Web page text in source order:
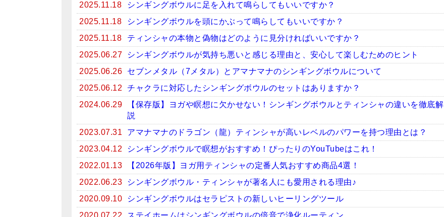
2025.11.18
シンギングボウルに足を入れて鳴らしてもいいですか？
2025.11.18
シンギングボウルを頭にかぶって鳴らしてもいいですか？
2025.11.18
ティンシャの本物と偽物はどのように見分ければいいですか？
2025.06.27
シンギングボウルが気持ち悪いと感じる理由と、安心して楽しむためのヒント
2025.06.26
セブンメタル（7メタル）とアマナマナのシンギングボウルについて
2025.06.12
チャクラに対応したシンギングボウルのセットはありますか？
2024.06.29
【保存版】ヨガや瞑想に欠かせない！シンギングボウルとティンシャの違いを徹底解
説
2023.07.31
アマナマナのドラゴン（龍）ティンシャが高いレベルのパワーを持つ理由とは？
2023.04.12
シンギングボウルで瞑想がおすすめ！ぴったりのYouTubeはこれ！
2022.01.13
【2026年版】ヨガ用ティンシャの定番人気おすすめ商品4選！
2022.06.23
シンギングボウル・ティンシャが著名人にも愛用される理由♪
2020.09.10
シンギングボウルはセラピストの新しいヒーリングツール
2020.07.22
ステイホームはシンギングボウルの倍音で浄化ルーティン